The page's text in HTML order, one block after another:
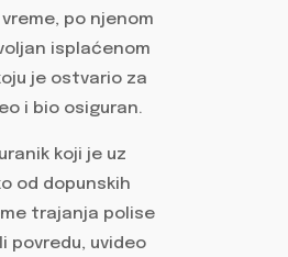
po njenom
isplaćenom
je ostvario za
i bio osiguran.
koji je uz
od dopunskih
trajanja polise
povredu, uvideo